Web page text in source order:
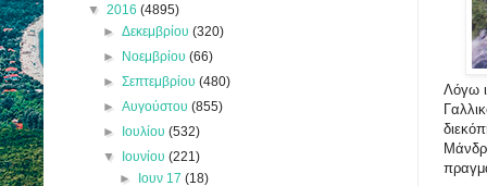
Λόγω
▼ 2016 (4895)
►Δεκεμβρίου(320)
► Νοεμβρίου(66)
►Σεπτεμβρίου(480)
►Αυγούστου(855)
► Ιουλίου(532)
▼ Ιουνίου(221)
► Ιουν 17 (18)